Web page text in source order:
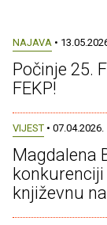
NAJAVA •
Počinje 25.
FEKP!
VIJEST • 07.04.2026.
Magdalena
književnu